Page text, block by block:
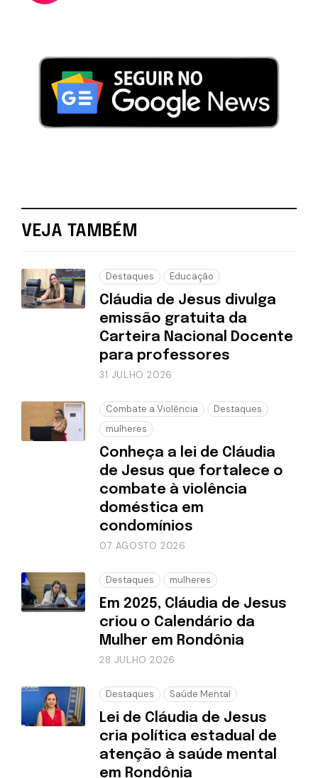
VEJA TAMBÉM
Destaques Educação
Cláudia de Jesus divulga
emissão gratuita da
Carteira Nacional Docente
para professores
31 JULHO 2026
Combate a Violência
Destaques
mulheres
Conheça a lei de Cláudia
de Jesus que fortalece o
combate à violência
doméstica em
condomínios
07 AGOSTO 2026
Destaques mulheres
Em 2025, Cláudia de Jesus
criou o Calendário da
Mulher em Rondônia
28 JULHO 2026
Destaques Saúde Mental
Lei de Cláudia de Jesus
cria política estadual de
atenção à saúde mental
em Rondônia